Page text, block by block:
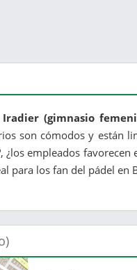
(gimnasio
son cómodos y están
empleados favorecen
para los fan del pádel en